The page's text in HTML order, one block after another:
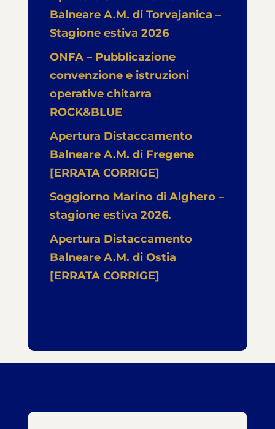
Balneare A.M. di Torvajanica –
Stagione estiva 2026
ONFA – Pubblicazione
convenzione e istruzioni
operative chitarra
ROCK&BLUE
Apertura Distaccamento
Balneare A.M. di Fregene
[ERRATA CORRIGE]
Soggiorno Marino di Alghero –
stagione estiva 2026.
Apertura Distaccamento
Balneare A.M. di Ostia
[ERRATA CORRIGE]